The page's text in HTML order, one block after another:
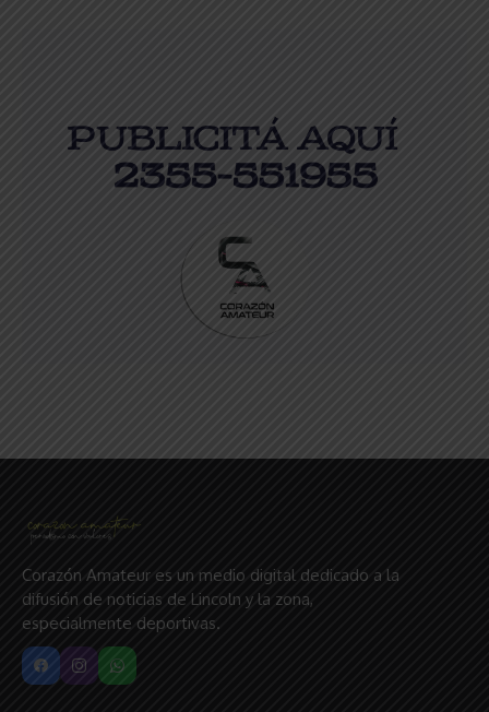
Corazón Amateur es un medio digital dedicado a la
difusión de noticias de Lincoln y la zona,
especialmente deportivas.